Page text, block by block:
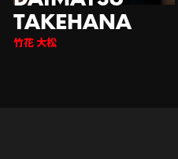
竹花 大松